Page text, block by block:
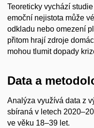
Teoreticky vychází
emoční nejistota může
odkladu nebo omezení
přitom hrají zdroje
mohou tlumit dopady
Data a
Analýza využívá data z
sbíraná v letech
ve věku 18–39 let.